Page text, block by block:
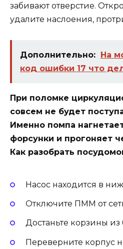
забивают отверстие.
удалите наслоения,
Дополнительно: На
код ошибки 17 что
При поломке
совсем не будет
Именно помпа
форсунки и прогоняет
Как разобрать
Насос находится в
Отключите ПММ от
Достаньте корзины из
Переверните корпус